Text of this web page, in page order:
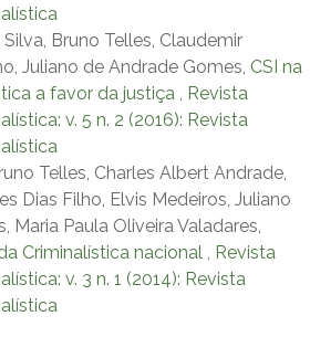
Silva, Bruno Telles, Claudemir
Juliano de Andrade Gomes, CSI na
a favor da justiça , Revista
v. 5 n. 2 (2016): Revista
Telles, Charles Albert Andrade,
Dias Filho, Elvis Medeiros, Juliano
Maria Paula Oliveira Valadares,
Criminalística nacional , Revista
v. 3 n. 1 (2014): Revista